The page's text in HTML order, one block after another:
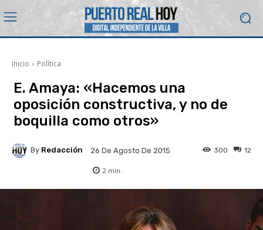
Inicio Política
E. Amaya: «Hacemos una
oposición constructiva, y no de
boquilla como otros»
By Redacción 26 De Agosto De 2015 12
300
2 min.